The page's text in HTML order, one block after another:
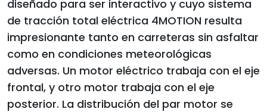
diseñado para ser interactivo y cuyo sistema
de tracción total eléctrica 4MOTION resulta
impresionante tanto en carreteras sin asfaltar
como en condiciones meteorológicas
adversas. Un motor eléctrico trabaja con el eje
frontal, y otro motor trabaja con el eje
posterior. La distribución del par motor se